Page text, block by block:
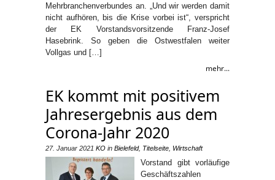
Mehrbranchenverbundes an. „Und wir werden damit
nicht aufhören, bis die Krise vorbei ist“, verspricht
der EK Vorstandsvorsitzende Franz-Josef
Hasebrink. So geben die Ostwestfalen weiter
Vollgas und […]
mehr...
EK kommt mit positivem
Jahresergebnis aus dem
Corona-Jahr 2020
27. Januar 2021 KO in Bielefeld, Titelseite Wirtschaft
Vorstand gibt vorläufige
Geschäftszahlen